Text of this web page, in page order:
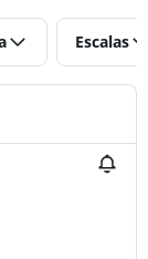
Escalas